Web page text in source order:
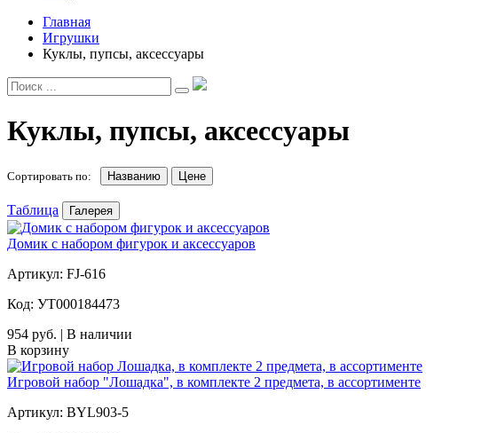
Главная
Игрушки
Куклы, пупсы, аксессуары
Куклы, пупсы, аксессуары
Сортировать по: Названию Цене
Таблица Галерея
Домик с набором фигурок и аксессуаров
Артикул: FJ-616
Код: УТ000184473
954 руб. | В наличии
В корзину
Игровой набор "Лошадка", в комплекте 2 предмета, в ассортименте
Артикул: BYL903-5